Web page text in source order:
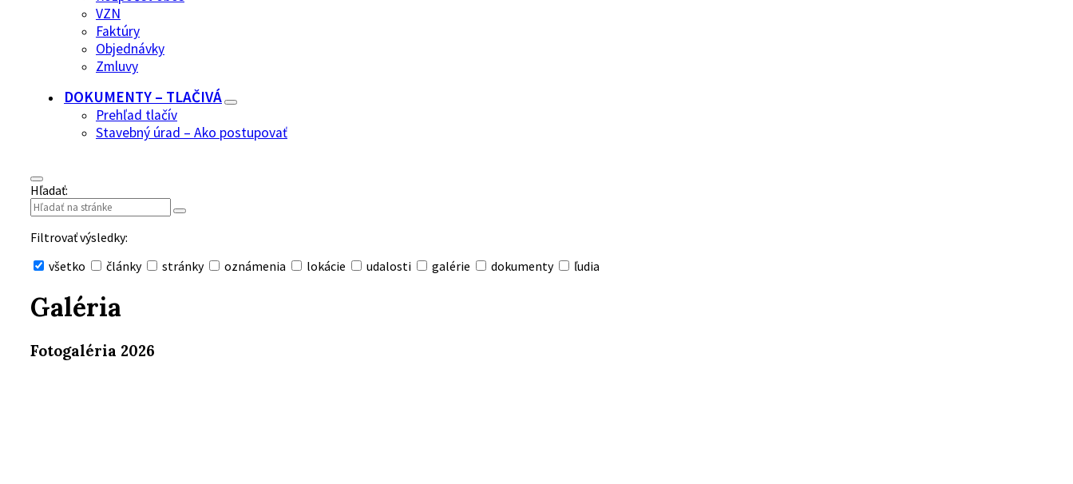
VZN
Faktúry
Objednávky
Zmluvy
DOKUMENTY – TLAČIVÁ
Prehľad tlačív
Stavebný úrad – Ako postupovať
Hľadať:
Filtrovať výsledky:
všetko
články stránky oznámenia lokácie udalosti galérie dokumenty ľudia
vyhľadávanie
Galéria
Fotogaléria 2026